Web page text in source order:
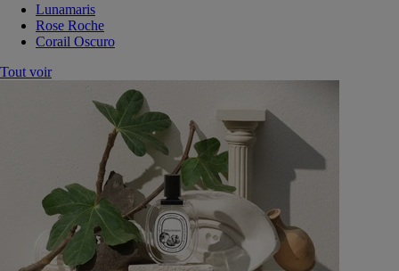
Lunamaris
Rose Roche
Corail Oscuro
Tout voir